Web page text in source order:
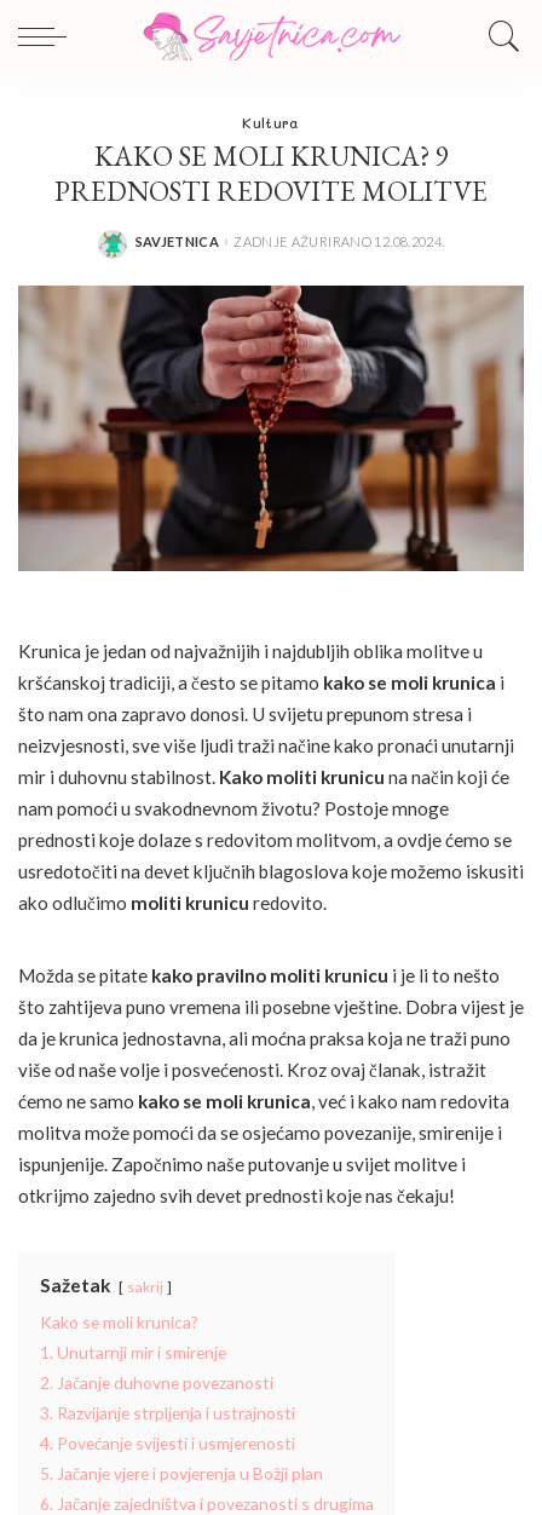
Kultura
KAKO SE MOLI KRUNICA? 9
PREDNOSTI REDOVITE MOLITVE
POSTED
SAVJETNICA ZADNJE AŽURIRANO 12.08.2024.
Krunica je jedan od najvažnijih i najdubljih oblika molitve u
kršćanskoj tradiciji, a često se pitamo kako se moli krunica i
što nam ona zapravo donosi. U svijetu prepunom stresa i
neizvjesnosti, sve više ljudi traži načine kako pronaći unutarnji
mir i duhovnu stabilnost. Kako moliti krunicu na način koji će
nam pomoći u svakodnevnom životu? Postoje mnoge
prednosti koje dolaze s redovitom molitvom, a ovdje ćemo se
usredotočiti na devet ključnih blagoslova koje možemo iskusiti
ako odlučimo moliti krunicu redovito.
Možda se pitate kako pravilno moliti krunicu i je li to nešto
što zahtijeva puno vremena ili posebne vještine. Dobra vijest je
da je krunica jednostavna, ali moćna praksa koja ne traži puno
više od naše volje i posvećenosti. Kroz ovaj članak, istražit
ćemo ne samo kako se moli krunica, već i kako nam redovita
molitva može pomoći da se osjećamo povezanije, smirenije i
ispunjenije. Započnimo naše putovanje u svijet molitve i
otkrijmo zajedno svih devet prednosti koje nas čekaju!
Sažetak sakrij
Kako se moli krunica?
1. Unutarnji mir i smirenje
2. Jačanje duhovne povezanosti
3. Razvijanje strpljenja i ustrajnosti
4. Povećanje svijesti i usmjerenosti
5. Jačanje vjere i povjerenja u Božji plan
6. Jačanje zajedništva i povezanosti s drugima